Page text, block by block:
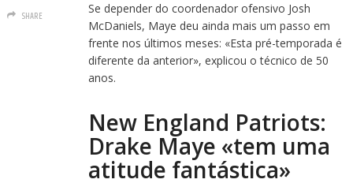
Se depender do coordenador ofensivo Josh
McDaniels, Maye deu ainda mais um passo em
frente nos últimos meses: «Esta pré-temporada é
diferente da anterior», explicou o técnico de 50
anos.
New England Patriots:
Drake Maye «tem uma
atitude fantástica»
SHARE